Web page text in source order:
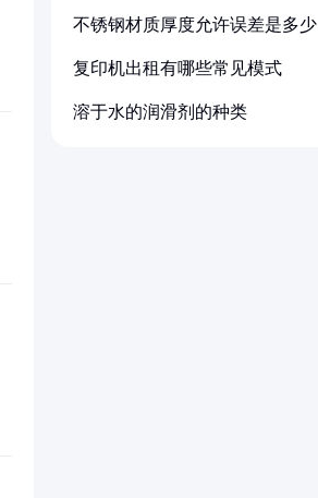
不锈钢材质厚度允许误差是多少
复印机出租有哪些常见模式
溶于水的润滑剂的种类